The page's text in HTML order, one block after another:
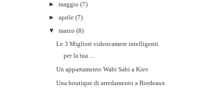
►maggio (7)
►aprile (7)
▼
marzo (8)
Le 3 Migliori videocamere intelligenti
per la tua ...
Un appartamento Wabi Sabi a Kiev
Una boutique di arredamento a Bordeaux